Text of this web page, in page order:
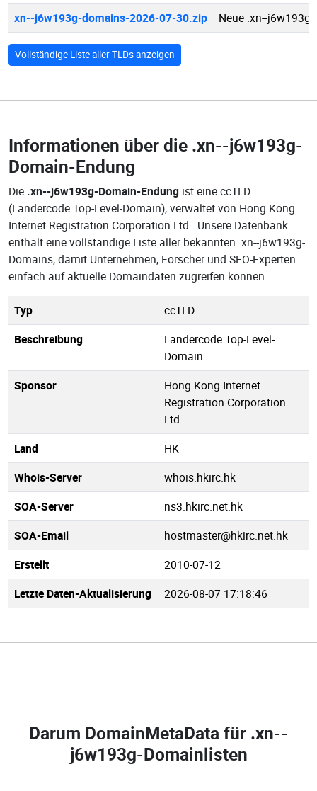
xn--j6w193g-domains-2026-07-30.zip
Neue .xn--j6w193g
Vollständige Liste aller TLDs anzeigen
Informationen über die .xn--j6w193g-
Domain-Endung
Die .xn--j6w193g-Domain-Endung ist eine ccTLD
(Ländercode Top-Level-Domain), verwaltet von Hong Kong
Internet Registration Corporation Ltd.. Unsere Datenbank
enthält eine vollständige Liste aller bekannten .xn--j6w193g-
Domains, damit Unternehmen, Forscher und SEO-Experten
einfach auf aktuelle Domaindaten zugreifen können.
Typ
ccTLD
Beschreibung
Ländercode Top-Level-
Domain
Sponsor
Hong Kong Internet
Registration Corporation
Ltd.
Land
HK
Whois-Server
whois.hkirc.hk
SOA-Server
ns3.hkirc.net.hk
SOA-Email
hostmaster@hkirc.net.hk
Erstellt
2010-07-12
Letzte Daten-Aktualisierung
2026-08-07 17:18:46
Darum DomainMetaData für .xn--
j6w193g-Domainlisten